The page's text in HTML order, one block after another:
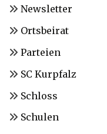
Newsletter
Ortsbeirat
Parteien
SC Kurpfalz
Schloss
Schulen